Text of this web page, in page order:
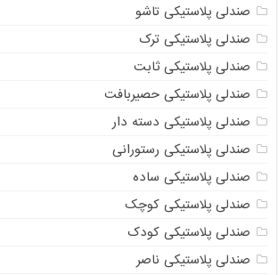
صندلی پلاستیکی تاشو
صندلی پلاستیکی ترک
صندلی پلاستیکی ثابت
صندلی پلاستیکی حصیربافت
صندلی پلاستیکی دسته دار
صندلی پلاستیکی رستورانی
صندلی پلاستیکی ساده
صندلی پلاستیکی کوچک
صندلی پلاستیکی کودک
صندلی پلاستیکی ناصر